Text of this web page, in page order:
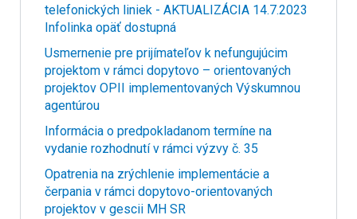
telefonických liniek - AKTUALIZÁCIA 14.7.2023
Infolinka opäť dostupná
Usmernenie pre prijímateľov k nefungujúcim
projektom v rámci dopytovo – orientovaných
projektov OPII implementovaných Výskumnou
agentúrou
Informácia o predpokladanom termíne na
vydanie rozhodnutí v rámci výzvy č. 35
Opatrenia na zrýchlenie implementácie a
čerpania v rámci dopytovo-orientovaných
projektov v gescii MH SR